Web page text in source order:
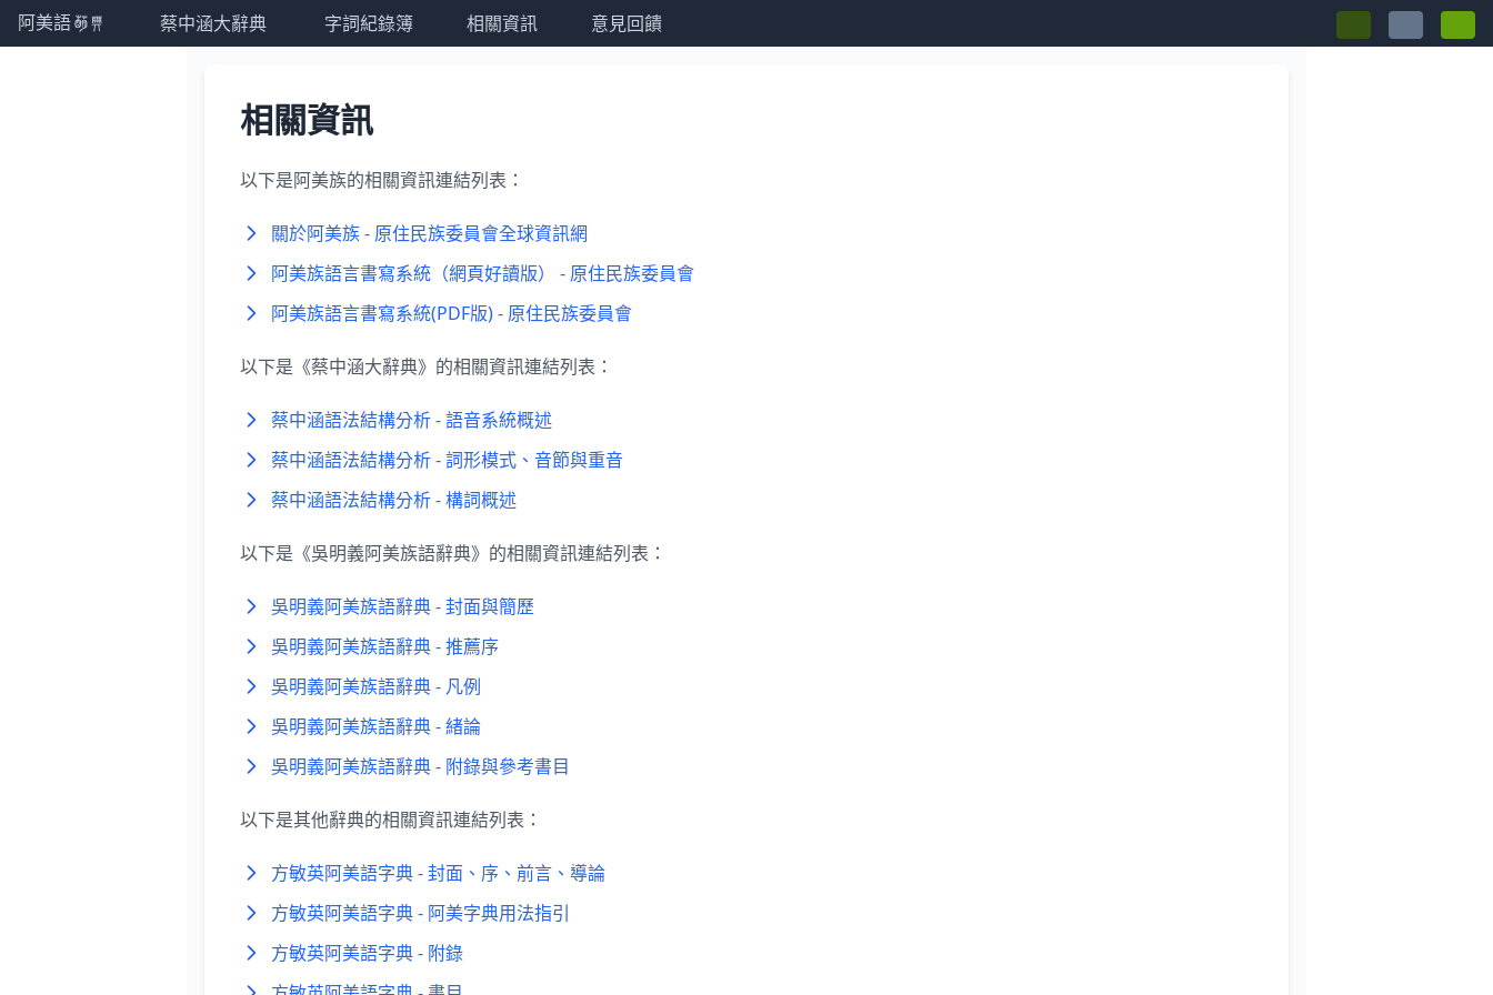
阿美語萌典 蔡中涵大辭典 字詞紀錄簿 相關資訊 意見回饋
相關資訊
以下是阿美族的相關資訊連結列表：
關於阿美族 - 原住民族委員會全球資訊網
阿美族語言書寫系統（網頁好讀版） - 原住民族委員會
阿美族語言書寫系統(PDF版) - 原住民族委員會
以下是《蔡中涵大辭典》的相關資訊連結列表：
蔡中涵語法結構分析 - 語音系統概述
蔡中涵語法結構分析 - 詞形模式、音節與重音
蔡中涵語法結構分析 - 構詞概述
以下是《吳明義阿美族語辭典》的相關資訊連結列表：
吳明義阿美族語辭典 - 封面與簡歷
吳明義阿美族語辭典 - 推薦序
吳明義阿美族語辭典 - 凡例
吳明義阿美族語辭典 - 緒論
吳明義阿美族語辭典 - 附錄與參考書目
以下是其他辭典的相關資訊連結列表：
方敏英阿美語字典 - 封面、序、前言、導論
方敏英阿美語字典 - 阿美字典用法指引
方敏英阿美語字典 - 附錄